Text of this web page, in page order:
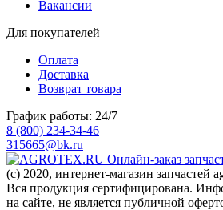
Вакансии
Для покупателей
Оплата
Доставка
Возврат товара
График работы: 24/7
8 (800) 234-34-46
315665@bk.ru
Онлайн-заказ
(c) 2020, интернет-магазин запчастей
Вся продукция сертифицирована.
на сайте, не является публичной